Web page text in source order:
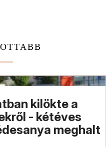
kilökte a
- kétéves
meghalt